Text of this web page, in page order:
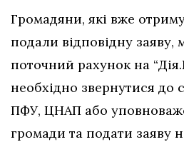
Громадяни, які вже
подали відповідну заяву,
поточний рахунок на
необхідно звернутися до
ПФУ, ЦНАП або
громади та подати заяву